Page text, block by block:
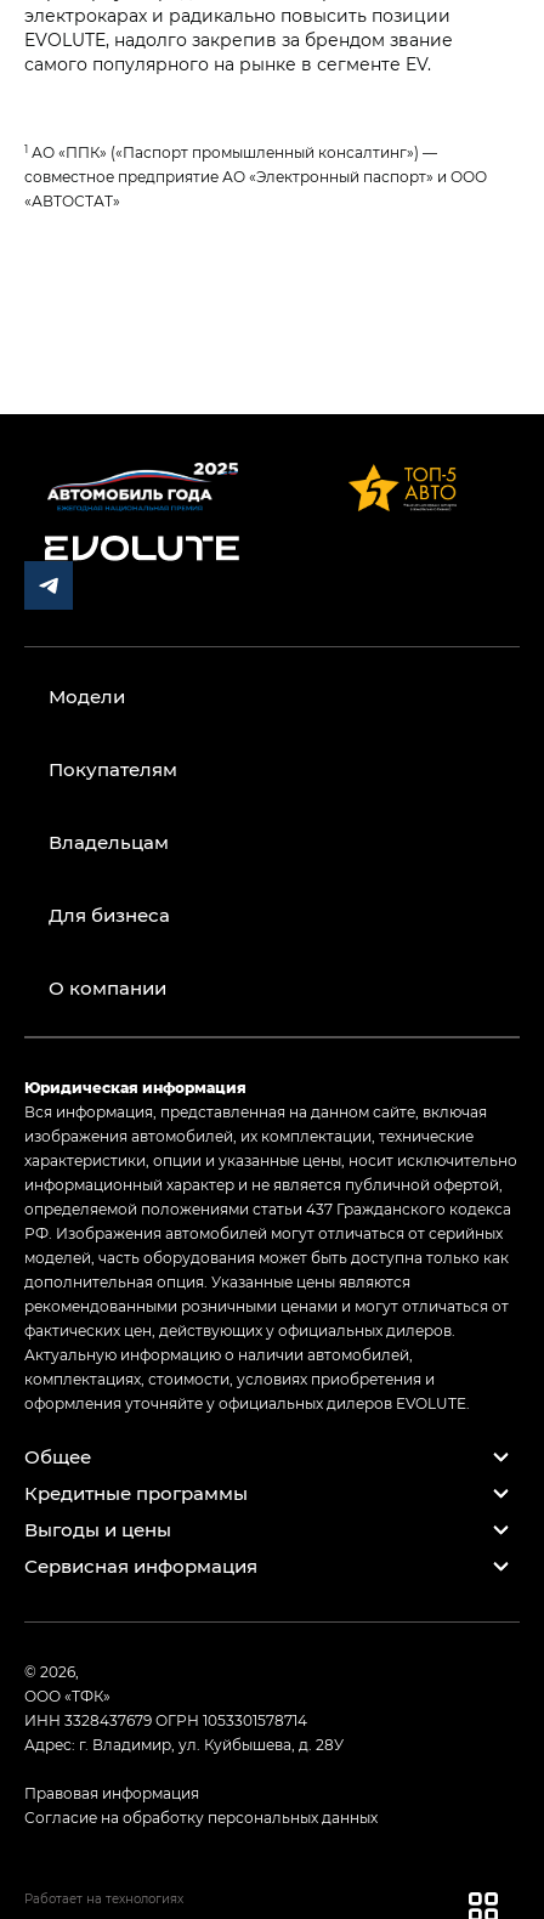
электрокарах и радикально повысить позиции
EVOLUTE, надолго закрепив за брендом звание
самого популярного на рынке в сегменте EV.
1 АО «ППК» («Паспорт промышленный консалтинг») —
совместное предприятие АО «Электронный паспорт» и ООО
«АВТОСТАТ»
Модели
Покупателям
Владельцам
Для бизнеса
О компании
Юридическая информация
Вся информация, представленная на данном сайте, включая
изображения автомобилей, их комплектации, технические
характеристики, опции и указанные цены, носит исключительно
информационный характер и не является публичной офертой,
определяемой положениями статьи 437 Гражданского кодекса
РФ. Изображения автомобилей могут отличаться от серийных
моделей, часть оборудования может быть доступна только как
дополнительная опция. Указанные цены являются
рекомендованными розничными ценами и могут отличаться от
фактических цен, действующих у официальных дилеров.
Актуальную информацию о наличии автомобилей,
комплектациях, стоимости, условиях приобретения и
оформления уточняйте у официальных дилеров EVOLUTE.
Общее
Кредитные программы
Выгоды и цены
Сервисная информация
© 2026,
ООО «ТФК»
ИНН 3328437679ОГРН 1053301578714
Адрес: г. Владимир, ул. Куйбышева, д. 28У
Правовая информация
Согласие на обработку персональных данных
Работает на технологиях